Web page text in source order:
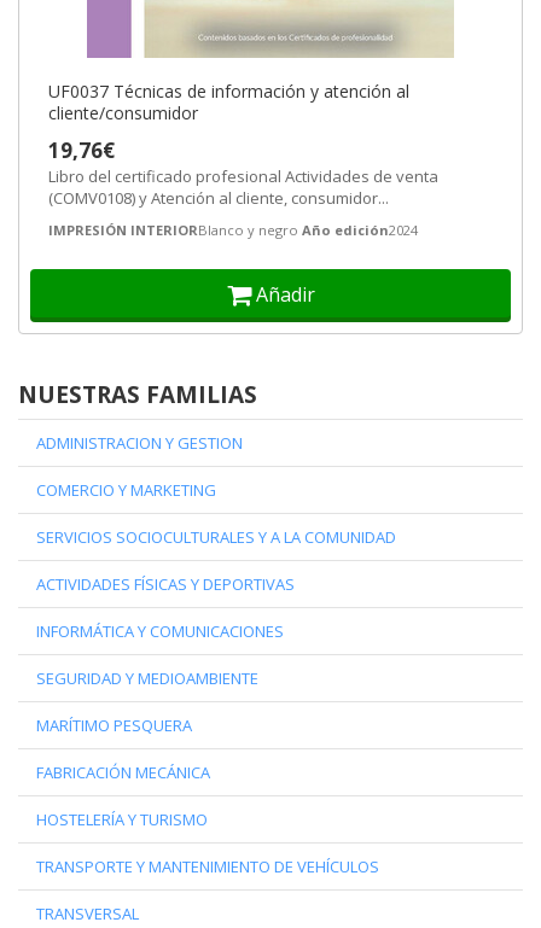
UF0037 Técnicas de información y atención al
cliente/consumidor
19,76€
Libro del certificado profesional Actividades de venta
(COMV0108) y Atención al cliente, consumidor...
IMPRESIÓN INTERIORBlanco y negro Año edición2024
Añadir
NUESTRAS FAMILIAS
ADMINISTRACION Y GESTION
COMERCIO Y MARKETING
SERVICIOS SOCIOCULTURALES Y A LA COMUNIDAD
ACTIVIDADES FÍSICAS Y DEPORTIVAS
INFORMÁTICA Y COMUNICACIONES
SEGURIDAD Y MEDIOAMBIENTE
MARÍTIMO PESQUERA
FABRICACIÓN MECÁNICA
HOSTELERÍA Y TURISMO
TRANSPORTE Y MANTENIMIENTO DE VEHÍCULOS
TRANSVERSAL